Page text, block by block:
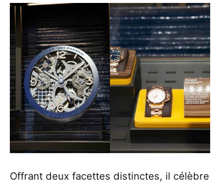
Offrant deux facettes distinctes, il célèbre